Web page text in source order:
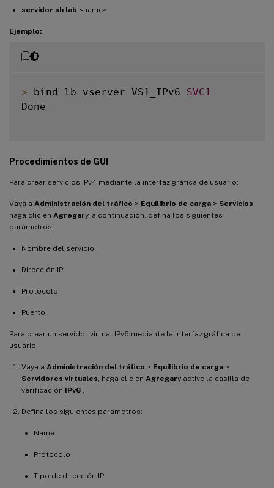
servidor sh lab <name>
Ejemplo:
> bind lb vserver VS1_IPv6 SVC1
Done
Procedimientos de GUI
Para crear servicios IPv4 mediante la interfaz gráfica de usuario:
Vaya a Administración del tráfico > Equilibrio de carga > Servicios,
haga clic en Agregary, a continuación, defina los siguientes
parámetros:
Nombre del servicio
Dirección IP
Protocolo
Puerto
Para crear un servidor virtual IPv6 mediante la interfaz gráfica de
usuario:
Vaya a Administración del tráfico > Equilibrio de carga >
Servidores virtuales, haga clic en Agregary active la casilla de
verificación IPv6 .
Defina los siguientes parámetros:
Name
Protocolo
Tipo de dirección IP